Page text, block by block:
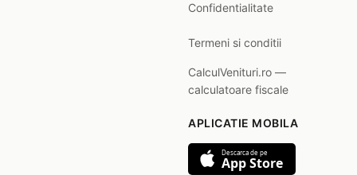
Confidentialitate
Termeni si conditii
CalculVenituri.ro —
calculatoare fiscale
APLICATIE MOBILA
Descarca de pe
App Store